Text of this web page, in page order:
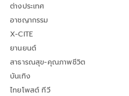
ต่างประเทศ
อาชญากรรม
X-CITE
ยานยนต์
สาธารณสุข-คุณภาพชีวิต
บันเทิง
ไทยโพสต์ ทีวี